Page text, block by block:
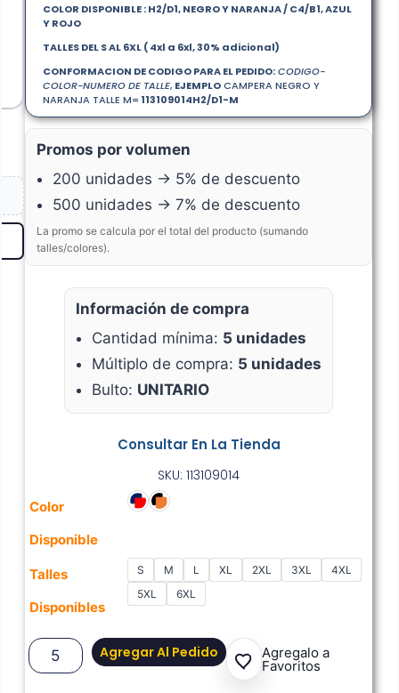
Consultar En La Tienda
COLOR DISPONIBLE : H2/D1, NEGRO Y NARANJA / C4/B1, AZUL
Y ROJO
TALLES DEL S AL 6XL ( 4xl a 6xl, 30% adicional)
CONFORMACION DE CODIGO PARA EL PEDIDO:CODIGO-
COLOR-NUMERO DE TALLE, EJEMPLOCAMPERA NEGRO Y
NARANJA TALLE M= 113109014H2/D1-M
SKU: 113109014
Color
Disponible
Talles
Disponibles
S M L XL 2XL 3XL
4XL
5XL
6XL
Agregar Al Pedido Agregalo a
Favoritos
Promos por volumen
200 unidades → 5% de descuento
500 unidades → 7% de descuento
La promo se calcula por el total del producto (sumando
talles/colores).
Información de compra
Cantidad mínima: 5 unidades
Múltiplo de compra: 5 unidades
Bulto: UNITARIO